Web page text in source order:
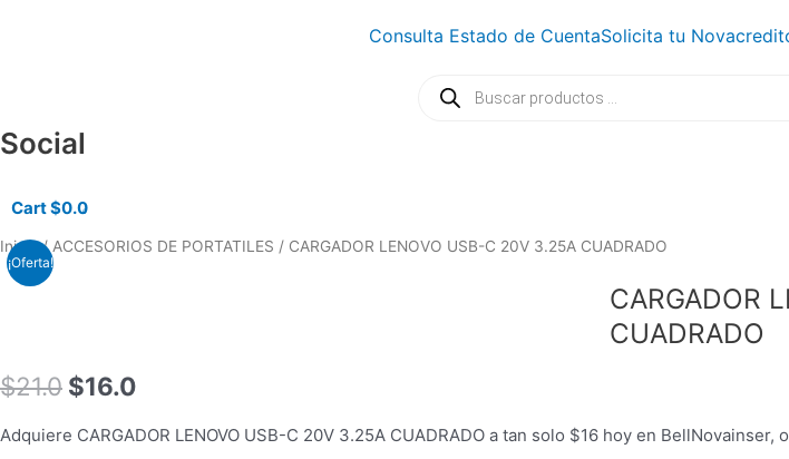
Consulta Estado de CuentaSolicita tu
productos
Social
Cart$0.0
0
Inicio/ACCESORIOS DE PORTATILES / CARGADOR LENOVO USB-C 20V 3.25A CUADRADO
¡Oferta!
CARGADOR
CUADRADO
$21.0
El
$16.0
El
Adquiere CARGADOR LENOVO USB-C 20V 3.25A CUADRADO a tan solo $16 hoy en